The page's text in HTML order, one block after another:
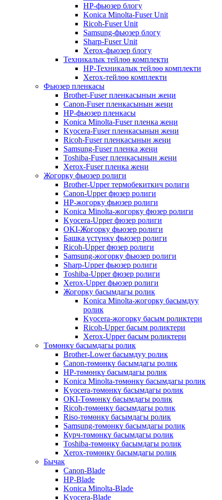
HP-фьюзер блогу
Konica Minolta-Fuser Unit
Ricoh-Fuser Unit
Samsung-фьюзер блогу
Sharp-Fuser Unit
Xerox-фьюзер блогу
Техникалык тейлөө комплекти
HP-Техникалык тейлөө комплекти
Xerox-тейлөө комплекти
Фьюзер пленкасы
Brother-Fuser пленкасынын жеңи
Canon-Fuser пленкасынын жеңи
HP-фьюзер пленкасы
Konica Minolta-Fuser пленка жеңи
Kyocera-Fuser пленкасынын жеңи
Ricoh-Fuser пленкасынын жеңи
Samsung-Fuser пленка жеңи
Toshiba-Fuser пленкасынын жеңи
Xerox-Fuser пленка жеңи
Жогорку фьюзер ролиги
Brother-Upper термобекиткич ролиги
Canon-Upper фюзер ролиги
HP-жогорку фьюзер ролиги
Konica Minolta-жогорку фюзер ролиги
Kyocera-Upper фюзер ролиги
OKI-Жогорку фьюзер ролиги
Башка үстүнкү фьюзер ролиги
Ricoh-Upper фюзер ролиги
Samsung-жогорку фьюзер ролиги
Sharp-Upper фьюзер ролиги
Toshiba-Upper фюзер ролиги
Xerox-Upper фьюзер ролиги
Жогорку басымдагы ролик
Konica Minolta-жогорку басымдуу
ролик
Kyocera-жогорку басым роликтери
Ricoh-Upper басым роликтери
Xerox-Upper басым роликтери
Төмөнкү басымдагы ролик
Brother-Lower басымдуу ролик
Canon-төмөнкү басымдагы ролик
HP-төмөнкү басымдагы ролик
Konica Minolta-төмөнкү басымдагы ролик
Kyocera-төмөнкү басымдагы ролик
OKI-Төмөнкү басымдагы ролик
Ricoh-төмөнкү басымдагы ролик
Riso-төмөнкү басымдагы ролик
Samsung-төмөнкү басымдагы ролик
Курч-төмөнкү басымдагы ролик
Toshiba-төмөнкү басымдагы ролик
Xerox-төмөнкү басымдагы ролик
Бычак
Canon-Blade
HP-Blade
Konica Minolta-Blade
Kyocera-Blade